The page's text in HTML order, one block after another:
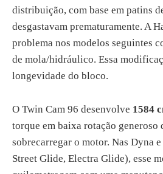
distribuição, com base em patins
desgastavam prematuramente. A
problema nos modelos seguintes
de mola/hidráulico. Essa
longevidade do bloco.
O Twin Cam 96 desenvolve 1584
torque em baixa rotação generoso
sobrecarregar o motor. Nas Dyna
Street Glide, Electra Glide), esse